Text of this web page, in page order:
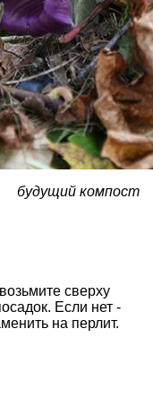
будущий компост
сверху
Если нет -
на перлит.